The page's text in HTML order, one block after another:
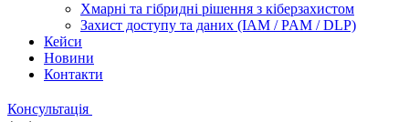
Хмарні та гібридні рішення з кіберзахистом
Захист доступу та даних (IAM / PAM / DLP)
Кейси
Новини
Контакти
Консультація